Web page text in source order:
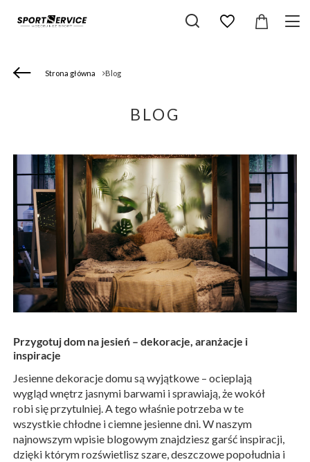
Strona główna Blog
BLOG
Przygotuj dom na jesień – dekoracje, aranżacje i
inspiracje
Jesienne dekoracje domu są wyjątkowe – ocieplają
wygląd wnętrz jasnymi barwami i sprawiają, że wokół
robi się przytulniej. A tego właśnie potrzeba w te
wszystkie chłodne i ciemne jesienne dni. W naszym
najnowszym wpisie blogowym znajdziesz garść inspiracji,
dzięki którym rozświetlisz szare, deszczowe popołudnia i